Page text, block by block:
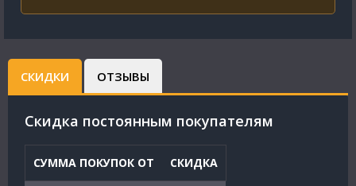
СКИДКИ ОТЗЫВЫ
Cкидка постоянным покупателям
СУММА ПОКУПОК ОТ СКИДКА